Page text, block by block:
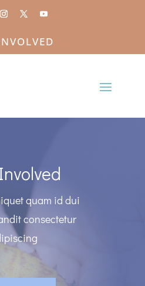
quam id dui
consectetur